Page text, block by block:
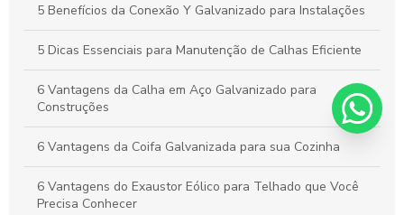
Como a Calha em Aço Galvanizado Protege Sua Casa e
Aumenta o Valor do Seu Imóvel
5 Benefícios da Conexão Y Galvanizado para Instalações
5 Dicas Essenciais para Manutenção de Calhas Eficiente
6 Vantagens da Calha em Aço Galvanizado para
Construções
6 Vantagens da Coifa Galvanizada para sua Cozinha
6 Vantagens do Exaustor Eólico para Telhado que Você
Precisa Conhecer